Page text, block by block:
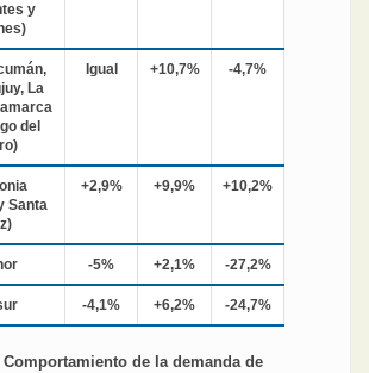
y
La
del
Igual +10,7% -4,7%
Santa
+2,9% +9,9% +10,2%
-5% +2,1% -27,2%
-4,1% +6,2% -24,7%
Comportamiento de la demanda de